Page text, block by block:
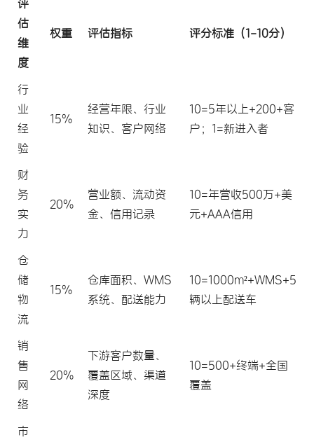
评
估
维
度
权重 评估指标 评分标准（1-10分）
行
业
经
验
15%
经营年限、行业
知识、客户网络
10=5年以上+200+客
户；1=新进入者
财
务
实
力
20%
营业额、流动资
金、信用记录
10=年营收500万+美
元+AAA信用
仓
储
物
流
15%
仓库面积、WMS
系统、配送能力
10=1000m²+WMS+5
辆以上配送车
销
售
网
络
20%
下游客户数量、
覆盖区域、渠道
深度
10=500+终端+全国
覆盖
市